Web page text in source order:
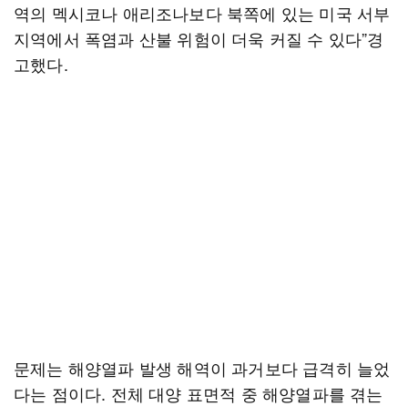
역의 멕시코나 애리조나보다 북쪽에 있는 미국 서부
지역에서 폭염과 산불 위험이 더욱 커질 수 있다”경
고했다.
문제는 해양열파 발생 해역이 과거보다 급격히 늘었
다는 점이다. 전체 대양 표면적 중 해양열파를 겪는